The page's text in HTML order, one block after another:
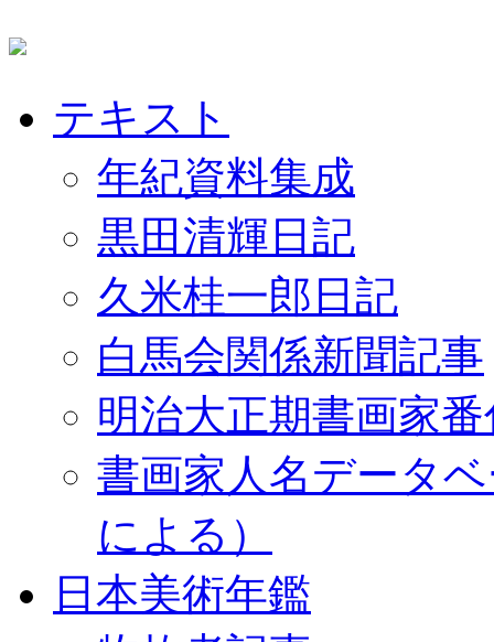
テキスト
年紀資料集成
黒田清輝日記
久米桂一郎日記
白馬会関係新聞記事
明治大正期書画家
書画家人名データ
による）
日本美術年鑑